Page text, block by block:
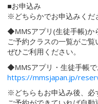
■お申込み
※どちらかでお申込みくだ
◆MMSアプリ(生徒手帳)か
ご予約クラスの一覧がご
ぜひご利用ください。
◆MMSアプリ・生徒手帳
https://mmsjapan.jp/
※どちらもお申込み後、必